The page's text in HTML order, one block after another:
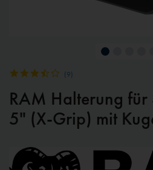
(9)
RAM Halterung für
5" (X-Grip) mit